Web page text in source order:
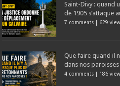
Saint-Divy : quand
de 1905 s’attaque
7 comments | 629
Que faire quand il
dans nos paroisses
4 comments | 186